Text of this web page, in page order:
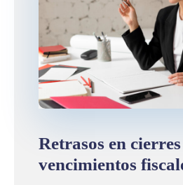
Retrasos en
vencimientos